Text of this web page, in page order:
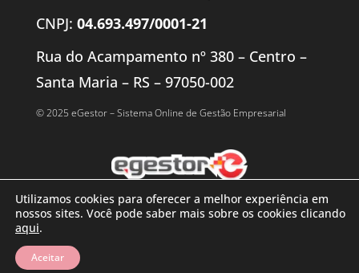
CNPJ: 04.693.497/0001-21
Rua do Acampamento nº 380 – Centro –
Santa Maria – RS – 97050-002
© 2025 eGestor – Sistema Online de Gestão Empresarial
Utilizamos cookies para oferecer a melhor experiência em
nossos sites. Você pode saber mais sobre os cookies clicando
aqui.
Aceitar